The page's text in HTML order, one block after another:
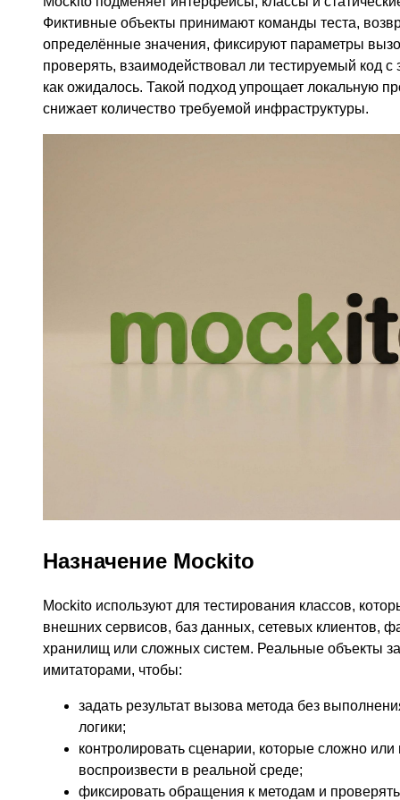
Фиктивные объекты принимают команды теста,
определённые значения, фиксируют параметры
проверять, взаимодействовал ли тестируемый код с
как ожидалось. Такой подход упрощает локальную
снижает количество требуемой инфраструктуры.
Назначение Mockito
Mockito используют для тестирования классов,
внешних сервисов, баз данных, сетевых клиентов,
хранилищ или сложных систем. Реальные объекты
имитаторами, чтобы:
задать результат вызова метода без
логики;
контролировать сценарии, которые сложно
воспроизвести в реальной среде;
фиксировать обращения к методам и